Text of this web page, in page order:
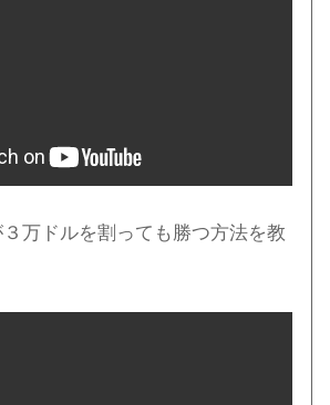
万ドルを割っても勝つ方法を教